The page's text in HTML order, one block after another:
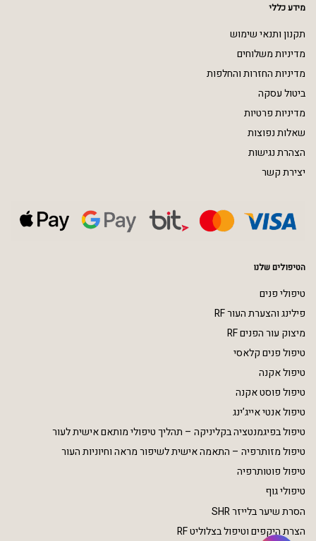
מידע כללי
תקנון ותנאי שימוש
מדיניות משלוחים
מדיניות החזרות והחלפות
ביטול עסקה
מדיניות פרטיות
שאלות נפוצות
הצהרת נגישות
יצירת קשר
הטיפולים שלנו
טיפולי פנים
פילינג והצערת העור RF
מיצוק עור הפנים RF
טיפול פנים קלאסי
טיפול אקנה
טיפול פוסט אקנה
טיפול אנטי אייג’ינג
טיפול בפיגמנטציה בקליניקה – תהליך טיפולי מותאם אישית לעור
טיפול מזותרפיה – התאמה אישית לשיפור מראה וחיוניות העור
טיפול פוטותרפיה
טיפולי גוף
הסרת שיער בלייזר SHR
הצרת היקפים וטיפול בצלוליט RF